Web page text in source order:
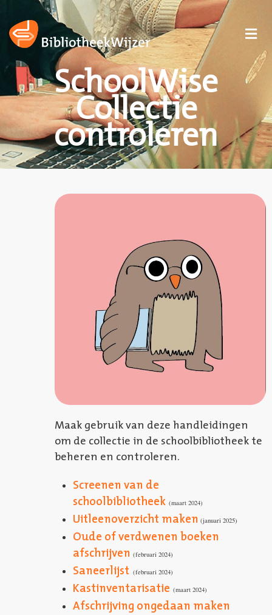
SchoolWise
Collectie
controleren
Maak gebruik van deze handleidingen
om de collectie in de schoolbibliotheek te
beheren en controleren.
Screenen van de
schoolbibliotheek (maart 2024)
Uitleenoverzicht maken (januari 2025)
Oude of verdwenen boeken
afschrijven (februari 2024)
Saneerlijst (februari 2024)
Kastinventarisatie (maart 2024)
Afschrijving ongedaan maken